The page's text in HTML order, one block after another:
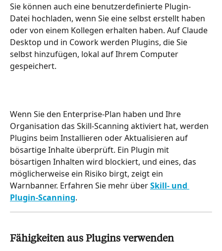
Sie können auch eine benutzerdefinierte Plugin-
Datei hochladen, wenn Sie eine selbst erstellt haben
oder von einem Kollegen erhalten haben. Auf Claude
Desktop und in Cowork werden Plugins, die Sie
selbst hinzufügen, lokal auf Ihrem Computer
gespeichert.
Wenn Sie den Enterprise-Plan haben und Ihre
Organisation das Skill-Scanning aktiviert hat, werden
Plugins beim Installieren oder Aktualisieren auf
bösartige Inhalte überprüft. Ein Plugin mit
bösartigen Inhalten wird blockiert, und eines, das
möglicherweise ein Risiko birgt, zeigt ein
Warnbanner. Erfahren Sie mehr über Skill- und
Plugin-Scanning.
Fähigkeiten aus Plugins verwenden